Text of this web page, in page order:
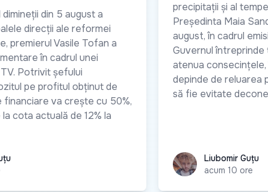
din 5 august a
direcții ale reformei
premierul Vasile Tofan a
în cadrul unei
Potrivit șefului
pe profitul obținut de
financiare va crește cu 50%,
cota actuală de 12% la
precipitații și al
Președinta Maia
august, în cadrul
Guvernul
atenua
depinde de reluarea
să fie evitate
Liubomir Guțu
Liubomir Guțu
acum 10 ore